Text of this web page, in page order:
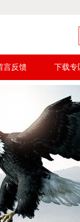
言反馈 下载专